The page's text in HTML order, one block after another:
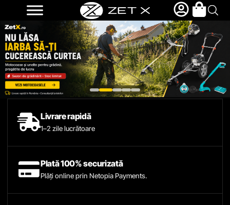
Livrare rapidă
1–2 zile lucrătoare
Plată 100% securizată
Plăți online prin Netopia Payments.